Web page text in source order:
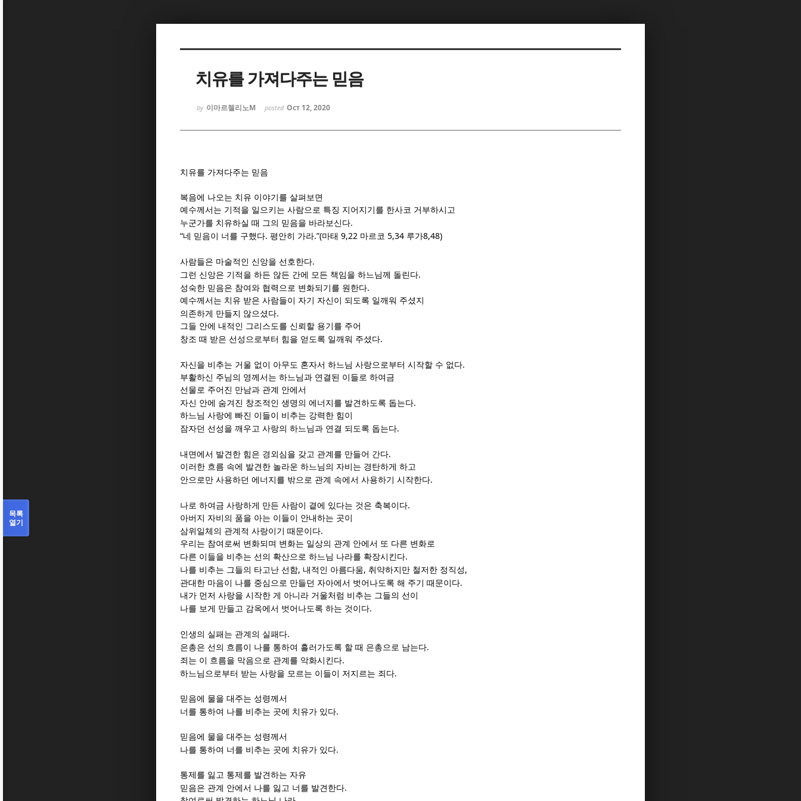
치유를 가져다주는 믿음
by 이마르첼리노M posted Oct 12, 2020
치유를 가져다주는 믿음
복음에 나오는 치유 이야기를 살펴보면
예수께서는 기적을 일으키는 사람으로 특징 지어지기를 한사코 거부하시고
누군가를 치유하실 때 그의 믿음을 바라보신다.
“네 믿음이 너를 구했다. 평안히 가라.”(마태 9,22 마르코 5,34 루가8,48)
사람들은 마술적인 신앙을 선호한다.
그런 신앙은 기적을 하든 않든 간에 모든 책임을 하느님께 돌린다.
성숙한 믿음은 참여와 협력으로 변화되기를 원한다.
예수께서는 치유 받은 사람들이 자기 자신이 되도록 일깨워 주셨지
의존하게 만들지 않으셨다.
그들 안에 내적인 그리스도를 신뢰할 용기를 주어
창조 때 받은 선성으로부터 힘을 얻도록 일깨워 주셨다.
자신을 비추는 거울 없이 아무도 혼자서 하느님 사랑으로부터 시작할 수 없다.
부활하신 주님의 영께서는 하느님과 연결된 이들로 하여금
선물로 주어진 만남과 관계 안에서
자신 안에 숨겨진 창조적인 생명의 에너지를 발견하도록 돕는다.
하느님 사랑에 빠진 이들이 비추는 강력한 힘이
잠자던 선성을 깨우고 사랑의 하느님과 연결 되도록 돕는다.
내면에서 발견한 힘은 경외심을 갖고 관계를 만들어 간다.
이러한 흐름 속에 발견한 놀라운 하느님의 자비는 경탄하게 하고
안으로만 사용하던 에너지를 밖으로 관계 속에서 사용하기 시작한다.
나로 하여금 사랑하게 만든 사람이 곁에 있다는 것은 축복이다.
아버지 자비의 품을 아는 이들이 안내하는 곳이
삼위일체의 관계적 사랑이기 때문이다.
우리는 참여로써 변화되며 변화는 일상의 관계 안에서 또 다른 변화로
다른 이들을 비추는 선의 확산으로 하느님 나라를 확장시킨다.
나를 비추는 그들의 타고난 선함, 내적인 아름다움, 취약하지만 철저한 정직성 ,
관대한 마음이 나를 중심으로 만들던 자아에서 벗어나도록 해 주기 때문이다.
내가 먼저 사랑을 시작한 게 아니라 거울처럼 비추는 그들의 선이
나를 보게 만들고 감옥에서 벗어나도록 하는 것이다.
인생의 실패는 관계의 실패다.
은총은 선의 흐름이 나를 통하여 흘러가도록 할 때 은총으로 남는다.
죄는 이 흐름을 막음으로 관계를 악화시킨다.
하느님으로부터 받는 사랑을 모르는 이들이 저지르는 죄다.
믿음에 물을 대주는 성령께서
너를 통하여 나를 비추는 곳에 치유가 있다.
믿음에 물을 대주는 성령께서
나를 통하여 너를 비추는 곳에 치유가 있다.
통제를 잃고 통제를 발견하는 자유
믿음은 관계 안에서 나를 잃고 너를 발견한다.
목록
열기
Sketchbook5, 스케치북5
Sketchbook5, 스케치북5